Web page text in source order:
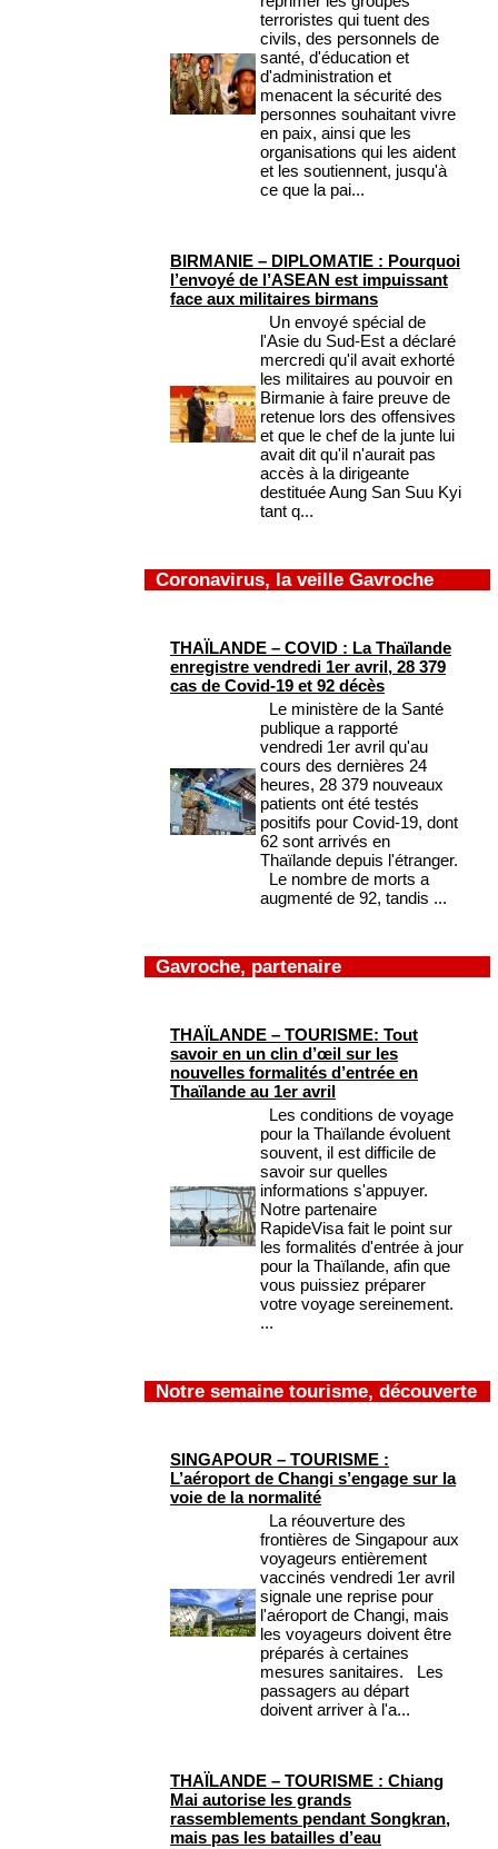
terroristes qui tuent des
civils, des personnels de
santé, d'éducation et
d'administration et
menacent la sécurité des
personnes souhaitant vivre
en paix, ainsi que les
organisations qui les aident
et les soutiennent, jusqu'à
ce que la pai...
BIRMANIE – DIPLOMATIE : Pourquoi
l’envoyé de l’ASEAN est impuissant
face aux militaires birmans
Un envoyé spécial de
l'Asie du Sud-Est a déclaré
mercredi qu'il avait exhorté
les militaires au pouvoir en
Birmanie à faire preuve de
retenue lors des offensives
et que le chef de la junte lui
avait dit qu'il n'aurait pas
accès à la dirigeante
destituée Aung San Suu Kyi
tant q...
Coronavirus, la veille Gavroche
THAÏLANDE – COVID : La Thaïlande
enregistre vendredi 1er avril, 28 379
cas de Covid-19 et 92 décès
Le ministère de la Santé
publique a rapporté
vendredi 1er avril qu'au
cours des dernières 24
heures, 28 379 nouveaux
patients ont été testés
positifs pour Covid-19, dont
62 sont arrivés en
Thaïlande depuis l'étranger.
Le nombre de morts a
augmenté de 92, tandis ...
Gavroche, partenaire
THAÏLANDE – TOURISME: Tout
savoir en un clin d’œil sur les
nouvelles formalités d’entrée en
Thaïlande au 1er avril
Les conditions de voyage
pour la Thaïlande évoluent
souvent, il est difficile de
savoir sur quelles
informations s'appuyer.
Notre partenaire
RapideVisa fait le point sur
les formalités d'entrée à jour
pour la Thaïlande, afin que
vous puissiez préparer
votre voyage sereinement.
...
Notre semaine tourisme, découverte
SINGAPOUR – TOURISME :
L’aéroport de Changi s’engage sur la
voie de la normalité
La réouverture des
frontières de Singapour aux
voyageurs entièrement
vaccinés vendredi 1er avril
signale une reprise pour
l'aéroport de Changi, mais
les voyageurs doivent être
préparés à certaines
mesures sanitaires. Les
passagers au départ
doivent arriver à l'a...
THAÏLANDE – TOURISME : Chiang
Mai autorise les grands
rassemblements pendant Songkran,
mais pas les batailles d’eau